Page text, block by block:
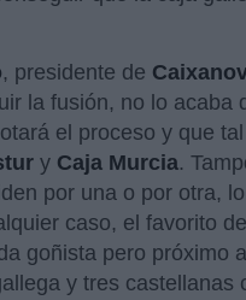
, presidente de
la fusión, no lo acaba
el proceso y que
y Caja Murcia.
por una o por otra,
caso, el favorito
goñista pero próximo
y tres castellanas